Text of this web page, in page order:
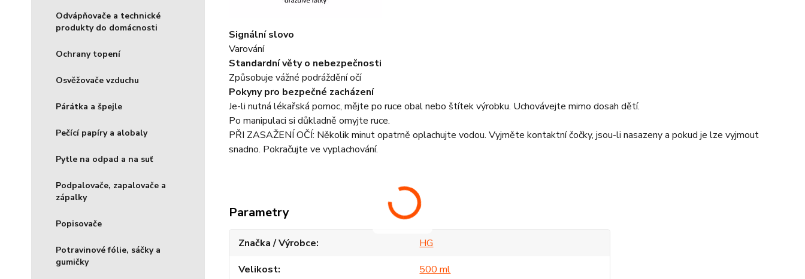
Odvápňovače a technické
produkty do domácnosti
Ochrany topení
Osvěžovače vzduchu
Párátka a špejle
Pečící papíry a alobaly
Pytle na odpad a na suť
Podpalovače, zapalovače a
zápalky
Popisovače
Potravinové fólie, sáčky a
gumičky
Signální slovo
Varování
Standardní věty o nebezpečnosti
Způsobuje vážné podráždění očí
Pokyny pro bezpečné zacházení
Je-li nutná lékařská pomoc, mějte po ruce obal nebo štítek výrobku. Uchovávejte mimo dosah dětí.
Po manipulaci si důkladně omyjte ruce.
PŘI ZASAŽENÍ OČÍ: Několik minut opatrně oplachujte vodou. Vyjměte kontaktní čočky, jsou-li nasazeny a pokud je lze vyjmout
snadno. Pokračujte ve vyplachování.
Parametry
Značka / Výrobce
HG
Velikost
500 ml